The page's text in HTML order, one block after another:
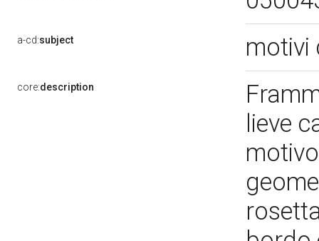
a-cd:subject motivi
core:description
lieve